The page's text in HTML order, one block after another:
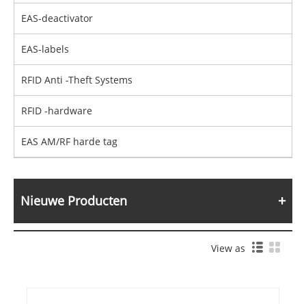
EAS-deactivator
EAS-labels
RFID Anti -Theft Systems
RFID -hardware
EAS AM/RF harde tag
Nieuwe Producten
View as